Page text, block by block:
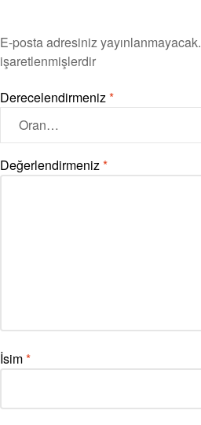
E-posta adresiniz yayınlanmayacak.
işaretlenmişlerdir
Derecelendirmeniz*
Değerlendirmeniz*
İsim*